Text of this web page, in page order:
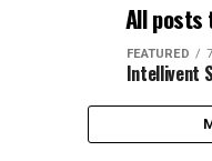
All posts
FEATURED
Intellivent